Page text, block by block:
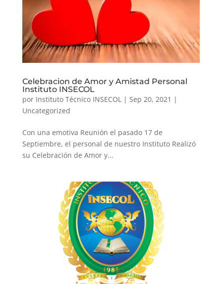
Celebracion de Amor y Amistad Personal
Instituto INSECOL
por Instituto Técnico INSECOL| Sep 20, 2021 |
Uncategorized
Con una emotiva Reunión el pasado 17 de
Septiembre, el personal de nuestro Instituto Realizó
su Celebración de Amor y...